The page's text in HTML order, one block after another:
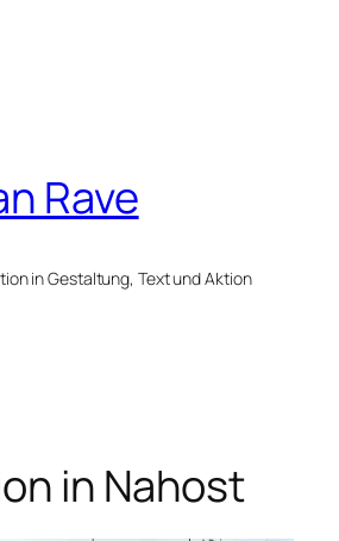
Rave
in Gestaltung, Text und Aktion
in Nahost